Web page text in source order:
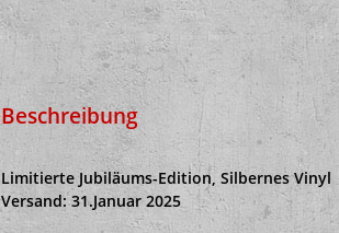
Beschreibung
Limitierte Jubiläums-Edition, Silbernes Vinyl
Versand: 31.Januar 2025